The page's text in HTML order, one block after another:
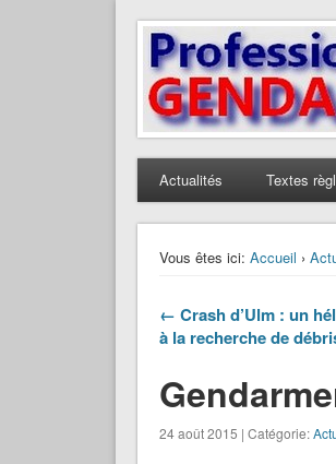
Profession
Le journal des gendarmes
Actualités Textes
Vous êtes ici: Accueil ›
← Crash d’Ulm : un
à la recherche de
24 août 2015 | Catégorie: